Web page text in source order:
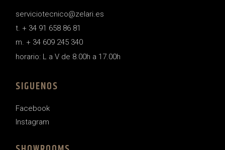
serviciotecnico@zelari.es
t. + 34 91 658 86 81
m. + 34 609 245 340
horario: L a V de 8.00h a 17.00h
SIGUENOS
Facebook
Instagram